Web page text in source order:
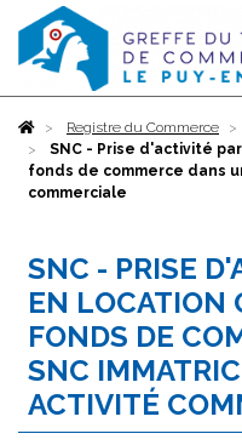
AccueilRegistre du Commerce
SNC - Prise d'activité
fonds de commerce dans
commerciale
SNC - PRISE
EN LOCATION
FONDS DE
SNC
ACTIVITÉ